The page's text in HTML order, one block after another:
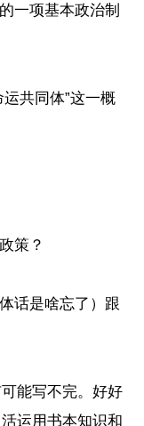
项基本政治制
共同体”这一概
策？
话是啥忘了）跟
能写不完。好好
运用书本知识和